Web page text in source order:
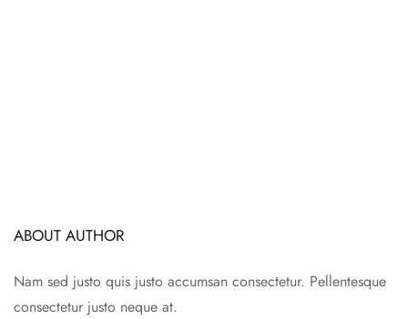
ABOUT AUTHOR
Nam sed justo quis justo accumsan consectetur. Pellentesque
consectetur justo neque at.